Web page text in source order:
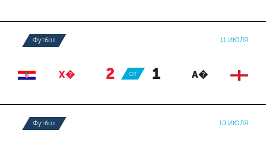
Футбол 11 ИЮЛЯ
Х� 2 : 1 А�
ОТ
Футбол 10 ИЮЛЯ